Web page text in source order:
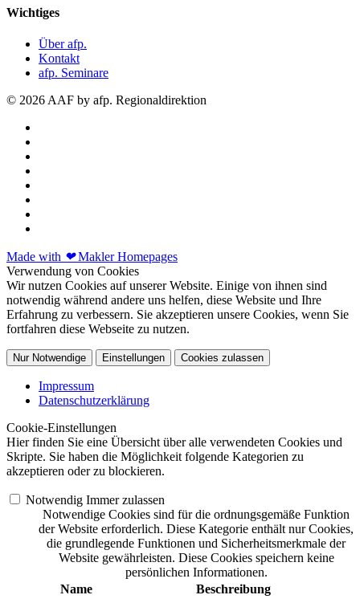
Wichtiges
Über afp.
Kontakt
afp. Seminare
© 2026 AAF by afp. Regionaldirektion
Made with ❤Makler Homepages
Verwendung von Cookies
Wir nutzen Cookies auf unserer Website. Einige von ihnen sind
notwendig während andere uns helfen, diese Website und Ihre
Erfahrung zu verbessern. Sie akzeptieren unsere Cookies, wenn Sie
fortfahren diese Webseite zu nutzen.
Nur Notwendige Einstellungen Cookies zulassen
Impressum
Datenschutzerklärung
Cookie-Einstellungen
Hier finden Sie eine Übersicht über alle verwendeten Cookies und
Skripte. Sie haben die Möglichkeit folgende Kategorien zu
akzeptieren oder zu blockieren.
Notwendig Immer zulassen
Notwendige Cookies sind für die ordnungsgemäße Funktion
der Website erforderlich. Diese Kategorie enthält nur Cookies,
die grundlegende Funktionen und Sicherheitsmerkmale der
Website gewährleisten. Diese Cookies speichern keine
persönlichen Informationen.
Name
Beschreibung